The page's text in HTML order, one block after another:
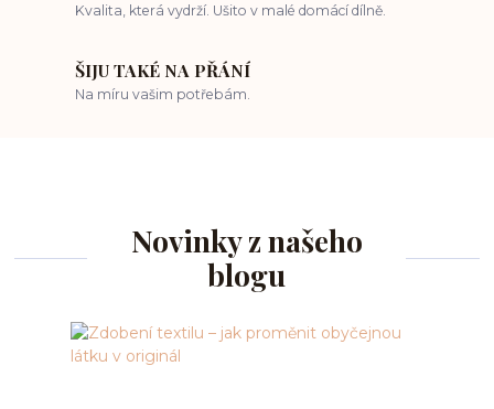
Kvalita, která vydrží. Ušito v malé domácí dílně.
ŠIJU TAKÉ NA PŘÁNÍ
Na míru vašim potřebám.
Novinky z našeho
blogu